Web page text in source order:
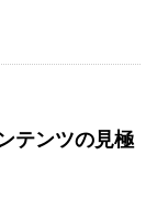
テンツの見極